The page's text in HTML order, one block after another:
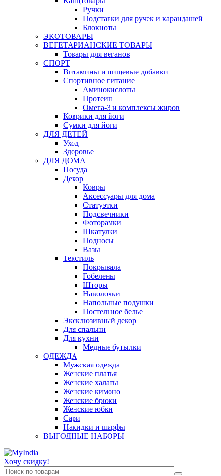
Ручки
Подставки для ручек и карандашей
Блокноты
ЭКОТОВАРЫ
ВЕГЕТАРИАНСКИЕ ТОВАРЫ
Товары для веганов
СПОРТ
Витамины и пищевые добавки
Спортивное питание
Аминокислоты
Протеин
Омега-3 и комплексы жиров
Коврики для йоги
Сумки для йоги
ДЛЯ ДЕТЕЙ
Уход
Здоровье
ДЛЯ ДОМА
Посуда
Декор
Ковры
Аксессуары для дома
Статуэтки
Подсвечники
Фоторамки
Шкатулки
Подносы
Вазы
Текстиль
Покрывала
Гобелены
Шторы
Наволочки
Напольные подушки
Постельное белье
Эксклюзивный декор
Для спальни
Для кухни
Медные бутылки
ОДЕЖДА
Мужская одежда
Женские платья
Женские халаты
Женские кимоно
Женские брюки
Женские юбки
Сари
Накидки и шарфы
ВЫГОДНЫЕ НАБОРЫ
Хочу скидку!